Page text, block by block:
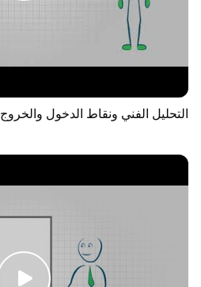
التحليل الفني ونقاط الدخول والخروج